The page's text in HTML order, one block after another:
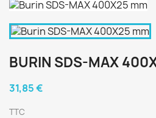
BURIN SDS-MAX
31,85 €
TTC